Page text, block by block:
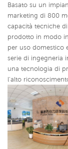
Basato su un
marketing di 800
capacità tecniche
prodotto in modo
per uso domestico
serie di ingegneria
una tecnologia di
l'alto